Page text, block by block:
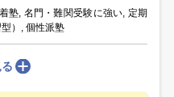
塾, 名門・難関受験に強い, 定期
）, 個性派塾